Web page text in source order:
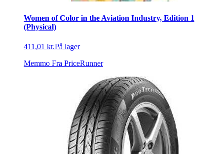
Women of Color in the Aviation Industry, Edition 1
(Physical)
411,01 kr.På lager
Memmo Fra PriceRunner